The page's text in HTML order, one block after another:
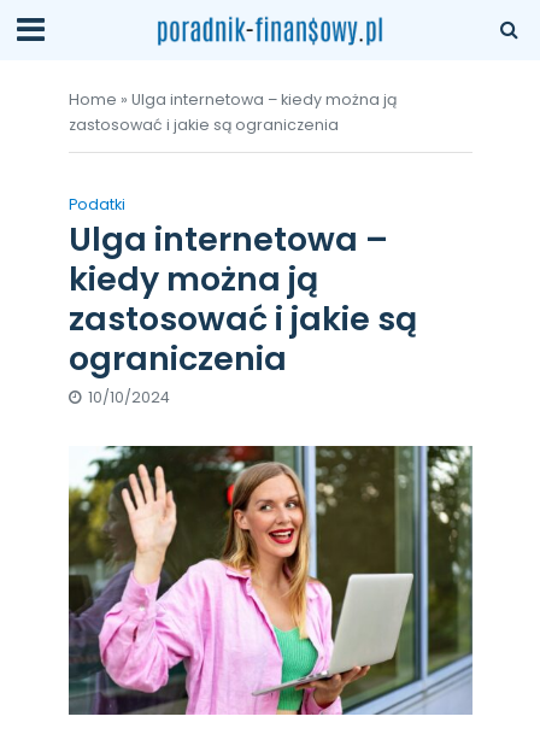
Home » Ulga internetowa – kiedy można ją
zastosować i jakie są ograniczenia
Podatki
Ulga internetowa –
kiedy można ją
zastosować i jakie są
ograniczenia
10/10/2024